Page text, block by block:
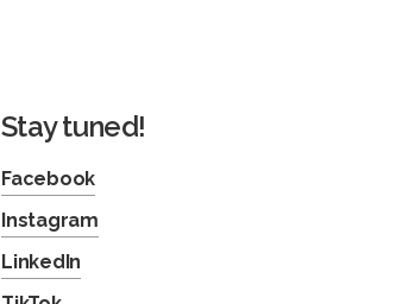
Stay tuned!
Facebook
Instagram
LinkedIn